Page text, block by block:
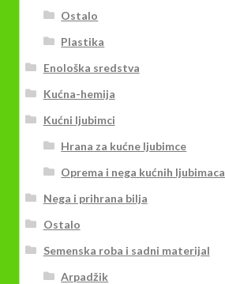
Ostalo
Plastika
Enološka sredstva
Kućna-hemija
Kućni ljubimci
Hrana za kućne ljubimce
Oprema i nega kućnih ljubimaca
Nega i prihrana bilja
Ostalo
Semenska roba i sadni materijal
Arpadžik